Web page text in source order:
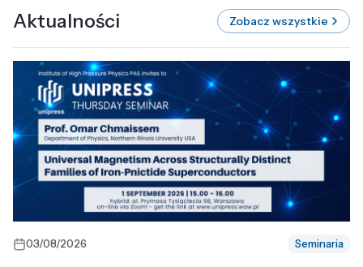
Aktualności Zobacz wszystkie
03/08/2026 Seminaria